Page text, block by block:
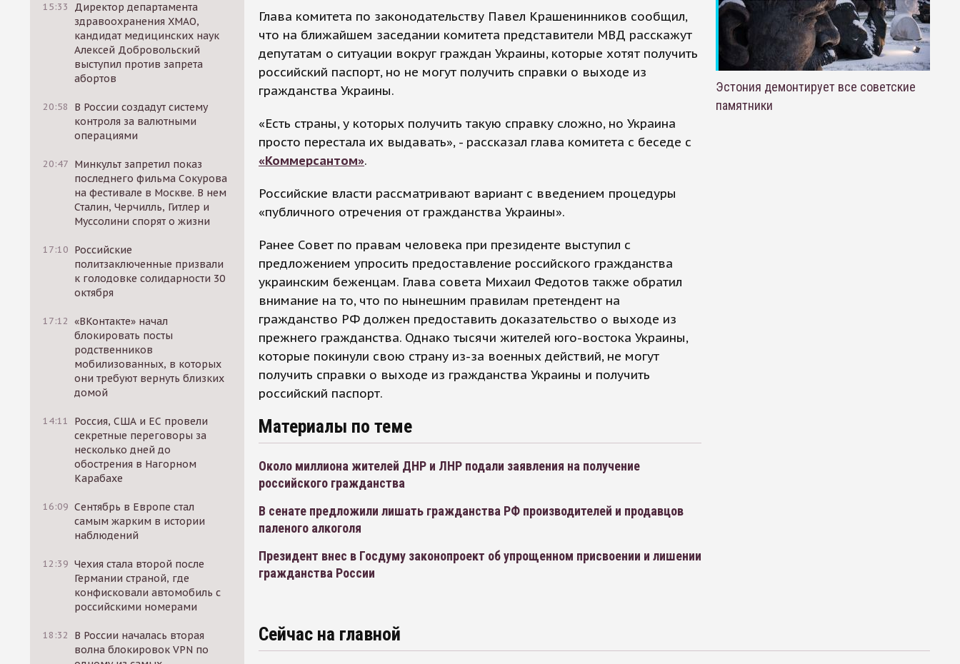
15:33
Директор департамента
здравоохранения ХМАО,
кандидат медицинских наук
Алексей Добровольский
выступил против запрета
абортов
20:58
В России создадут систему
контроля за валютными
операциями
20:47 Минкульт запретил показ
последнего фильма Сокурова
на фестивале в Москве. В нем
Сталин, Черчилль, Гитлер и
Муссолини спорят о жизни
17:10 Российские
политзаключенные призвали
к голодовке солидарности 30
октября
17:12 «ВКонтакте» начал
блокировать посты
родственников
мобилизованных, в которых
они требуют вернуть близких
домой
14:11
Россия, США и ЕС провели
секретные переговоры за
несколько дней до
обострения в Нагорном
Карабахе
16:09 Сентябрь в Европе стал
самым жарким в истории
наблюдений
12:39 Чехия стала второй после
Германии страной, где
конфисковали автомобиль с
российскими номерами
18:32
В России началась вторая
волна блокировок VPN по
Глава комитета по законодательству Павел Крашенинников сообщил,
что на ближайшем заседании комитета представители МВД расскажут
депутатам о ситуации вокруг граждан Украины, которые хотят получить
российский паспорт, но не могут получить справки о выходе из
гражданства Украины.
«Есть страны, у которых получить такую справку сложно, но Украина
просто перестала их выдавать», - рассказал глава комитета с беседе с
«Коммерсантом».
Российские власти рассматривают вариант с введением процедуры
«публичного отречения от гражданства Украины».
Ранее Совет по правам человека при президенте выступил с
предложением упросить предоставление российского гражданства
украинским беженцам. Глава совета Михаил Федотов также обратил
внимание на то, что по нынешним правилам претендент на
гражданство РФ должен предоставить доказательство о выходе из
прежнего гражданства. Однако тысячи жителей юго-востока Украины,
которые покинули свою страну из-за военных действий, не могут
получить справки о выходе из гражданства Украины и получить
российский паспорт.
Материалы по теме
Около миллиона жителей ДНР и ЛНР подали заявления на получение
российского гражданства
В сенате предложили лишать гражданства РФ производителей и продавцов
паленого алкоголя
Президент внес в Госдуму законопроект об упрощенном присвоении и лишении
гражданства России
Эстония демонтирует все советские
памятники
Сейчас на главной